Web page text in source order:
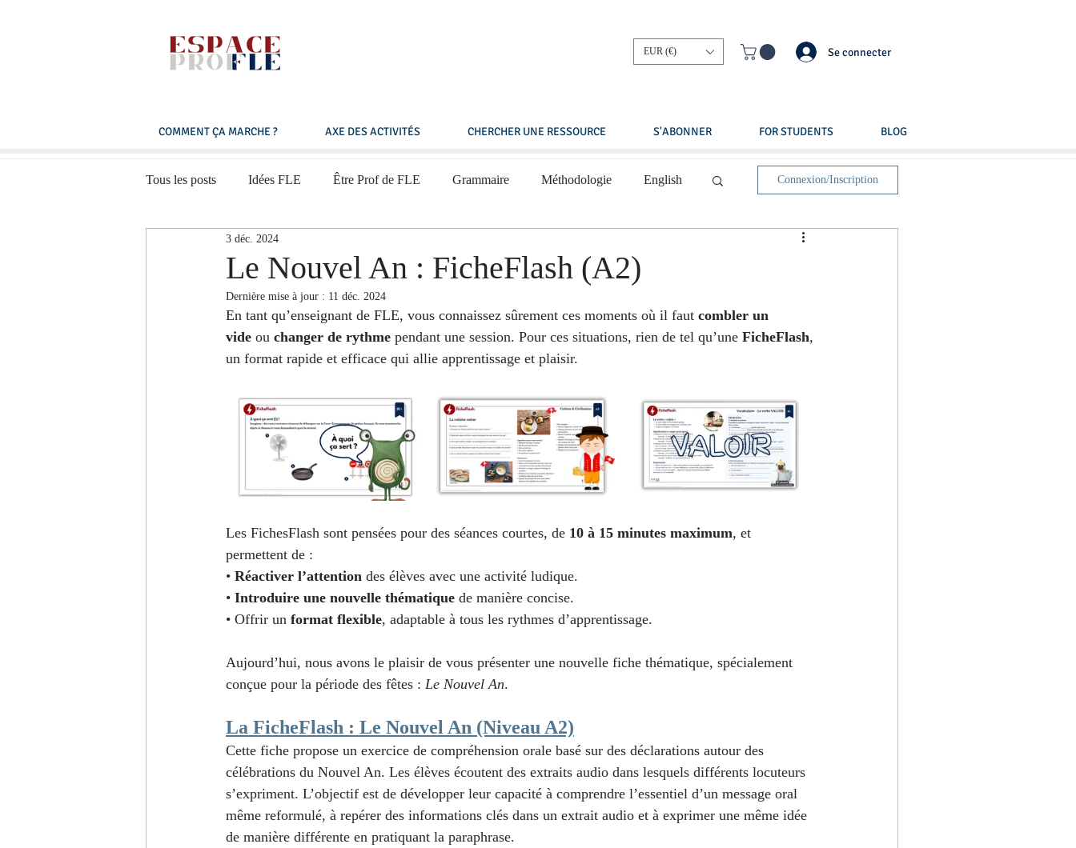
EUR (€) Se connecter
COMMENT ÇA MARCHE ? AXE DES ACTIVITÉS CHERCHER UNE RESSOURCE S'ABONNER FOR STUDENTS BLOG
Tous les posts Idées FLE Être Prof de FLE Grammaire Méthodologie English
Expression orale
Français pratique B1 - Niveau intermédiaire A2 - Niveau élémentaire
C1 - Niveau avancé Modules EPF Vocabulaire français Fiches rapides
Prononciation française Expression écrite
Connexion/Inscription
Le Nouvel An : FicheFlash (A2)
3 déc. 2024
Dernière mise à jour : 11 déc. 2024
En tant qu’enseignant de FLE, vous connaissez sûrement ces moments où il faut combler un
vide ou changer de rythme pendant une session. Pour ces situations, rien de tel qu’une FicheFlash,
un format rapide et efficace qui allie apprentissage et plaisir.
Les FichesFlash sont pensées pour des séances courtes, de 10 à 15 minutes maximum, et
permettent de :
• Réactiver l’attention des élèves avec une activité ludique.
• Introduire une nouvelle thématique de manière concise.
• Offrir un format flexible, adaptable à tous les rythmes d’apprentissage.
Aujourd’hui, nous avons le plaisir de vous présenter une nouvelle fiche thématique, spécialement
conçue pour la période des fêtes : Le Nouvel An.
La FicheFlash : Le Nouvel An (Niveau A2)
Cette fiche propose un exercice de compréhension orale basé sur des déclarations autour des
célébrations du Nouvel An. Les élèves écoutent des extraits audio dans lesquels différents locuteurs
s’expriment. L’objectif est de développer leur capacité à comprendre l’essentiel d’un message oral
même reformulé, à repérer des informations clés dans un extrait audio et à exprimer une même idée
de manière différente en pratiquant la paraphrase.